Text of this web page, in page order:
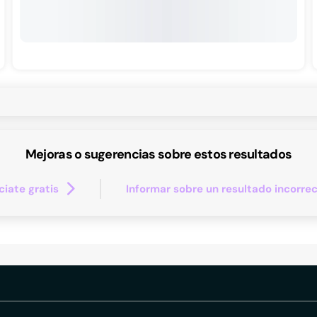
Mejoras o sugerencias sobre estos resultados
gratis Informar sobre un resultado